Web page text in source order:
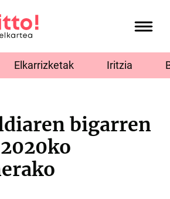
Elkarrizketak Iritzia
bigarren